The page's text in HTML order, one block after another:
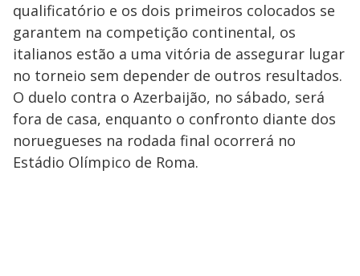
qualificatório e os dois primeiros colocados se
garantem na competição continental, os
italianos estão a uma vitória de assegurar lugar
no torneio sem depender de outros resultados.
O duelo contra o Azerbaijão, no sábado, será
fora de casa, enquanto o confronto diante dos
noruegueses na rodada final ocorrerá no
Estádio Olímpico de Roma.